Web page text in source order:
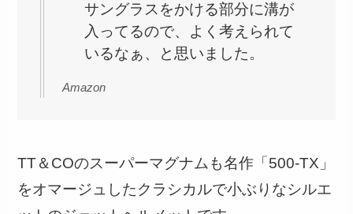
サングラスをかける部分に溝が
入ってるので、よく考えられて
いるなぁ、と思いました。
Amazon
TT＆COのスーパーマグナムも名作「500-TX」
をオマージュしたクラシカルで小ぶりなシルエ